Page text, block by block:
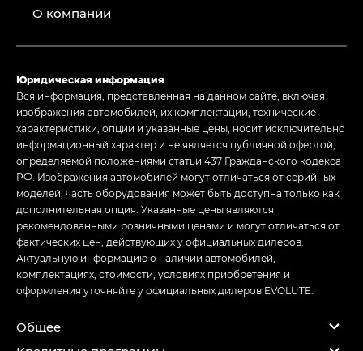
О компании
Юридическая информация
Вся информация, представленная на данном сайте, включая
изображения автомобилей, их комплектации, технические
характеристики, опции и указанные цены, носит исключительно
информационный характер и не является публичной офертой,
определяемой положениями статьи 437 Гражданского кодекса
РФ. Изображения автомобилей могут отличаться от серийных
моделей, часть оборудования может быть доступна только как
дополнительная опция. Указанные цены являются
рекомендованными розничными ценами и могут отличаться от
фактических цен, действующих у официальных дилеров.
Актуальную информацию о наличии автомобилей,
комплектациях, стоимости, условиях приобретения и
оформления уточняйте у официальных дилеров EVOLUTE.
Общее